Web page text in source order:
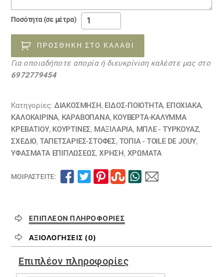
Ποσότητα (σε μέτρα)
Ύφασμα
ταπετσαρία
επίπλωσης
ελληνικό
τοπίο
28052245
ποσότητα
ΠΡΟΣΘΉΚΗ ΣΤΟ ΚΑΛΆΘΙ
Για οποιαδήποτε απορία ή διευκρίνιση καλέστε μας στο
6972779454
Κατηγορίες: ΔΙΑΚΟΣΜΗΣΗ, ΕΙΔΟΣ-ΠΟΙΟΤΗΤΑ, ΕΠΟΧΙΑΚΑ,
ΚΑΛΟΚΑΙΡΙΝΑ, ΚΑΡΑΒΌΠΑΝΑ, ΚΟΥΒΈΡΤΑ-ΚΆΛΥΜΜΑ
ΚΡΕΒΑΤΙΟΎ, ΚΟΥΡΤΊΝΕΣ, ΜΑΞΙΛΆΡΙΑ, ΜΠΛΕ - ΤΥΡΚΟΥΑΖ,
ΣΧΕΔΙΟ, ΤΑΠΕΤΣΑΡΙΕΣ-ΣΤΟΦΕΣ, ΤΟΠΊΑ - TOILE DE JOUY,
ΥΦΆΣΜΑΤΑ ΕΠΙΠΛΏΣΕΩΣ, ΧΡΗΣΗ, ΧΡΏΜΑΤΑ
ΜΟΙΡΑΣΤΕΊΤΕ:
ΕΠΙΠΛΈΟΝ ΠΛΗΡΟΦΟΡΊΕΣ
ΑΞΙΟΛΟΓΉΣΕΙΣ (0)
Επιπλέον πληροφορίες